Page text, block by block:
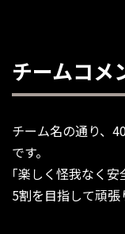
チームコメ
チーム名の通り、
です。
｢楽しく怪我なく
5割を目指して頑張